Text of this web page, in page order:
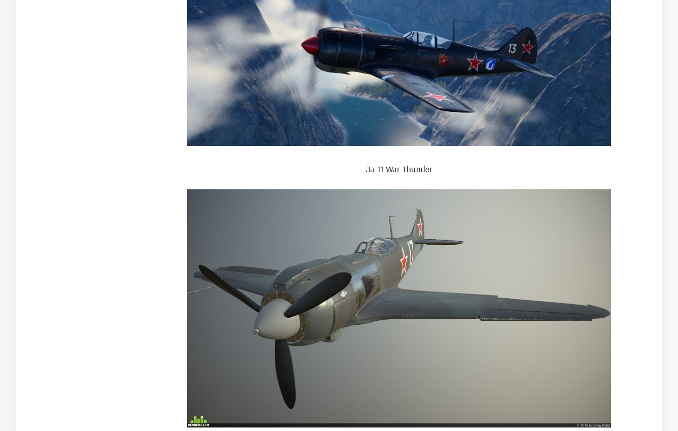
Ла-11 War Thunder